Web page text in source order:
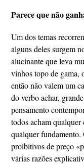
Parece que não
Um dos temas
alguns deles surgem
alucinante que leva
vinhos topo de gama,
então não valem um
do verbo achar,
pensamento
todos acham qualquer
qualquer fundamento.
proibitivos de preço
várias razões